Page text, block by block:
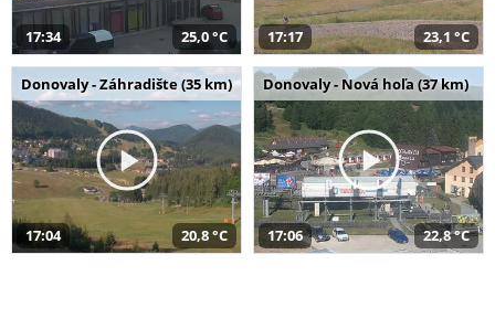
17:34 25,0 °C 17:17 23,1 °C
Donovaly - Záhradište (35 km)
17:04 20,8 °C
Donovaly - Nová hoľa (37 km)
17:06 22,8 °C